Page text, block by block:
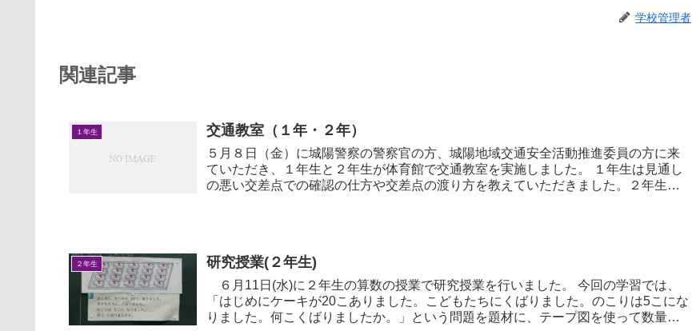
学校管理者
関連記事
１年生 交通教室（１年・２年）
５月８日（金）に城陽警察の警察官の方、城陽地域交通安全活動推進委員の方に来
ていただき、１年生と２年生が体育館で交通教室を実施しました。 １年生は見通し
の悪い交差点での確認の仕方や交差点の渡り方を教えていただきました。２年生は
２年生 研究授業(２年生)
６月11日(水)に２年生の算数の授業で研究授業を行いました。 今回の学習では、
「はじめにケーキが20こありました。こどもたちにくばりました。のこりは5こにな
りました。何こくばりましたか。」という問題を題材に、テープ図を使って数量